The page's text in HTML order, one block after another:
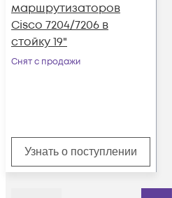
маршрутизаторов
Cisco 7204/7206 в
стойку 19"
Снят с продажи
Узнать о поступлении